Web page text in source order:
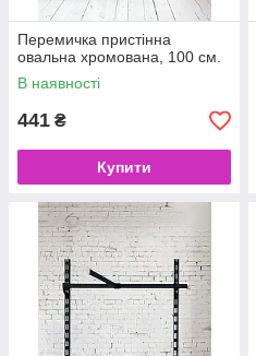
Перемичка пристінна
овальна хромована, 100 см.
В наявності
441 ₴
Купити